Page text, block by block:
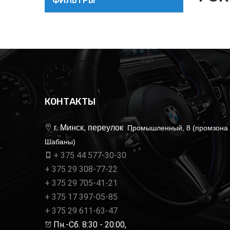
КОНТАКТЫ
г. Минск, переулок Промышленный, 8 (промзона
Шабаны)
+ 375 44 577-30-30
+ 375 29 308-77-22
+ 375 29 705-41-21
+ 375 17 397-05-85
+ 375 29 611-63-47
Пн.-Сб. 8:30 - 20:00,